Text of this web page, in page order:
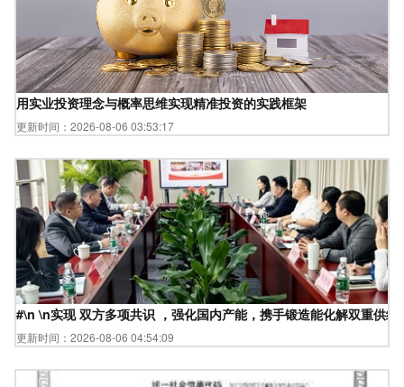
用实业投资理念与概率思维实现精准投资的实践框架
更新时间：2026-08-06 03:53:17
#\n \n实现 双方多项共识 ，强化国内产能，携手锻造能化解双重供
更新时间：2026-08-06 04:54:09